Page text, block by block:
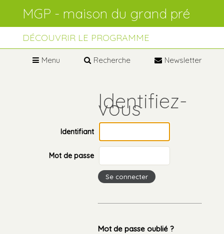
Aller
navigation
personnels
DÉCOUVRIR LE PROGRAMME
Menu Recherche Newsletter
Identifiant
Mot de passe
Mot de passe oublié ?